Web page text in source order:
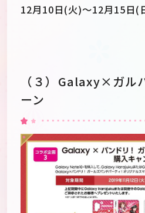
12月10日(火)～12月15日
（３）Galaxy×ガ
ーン